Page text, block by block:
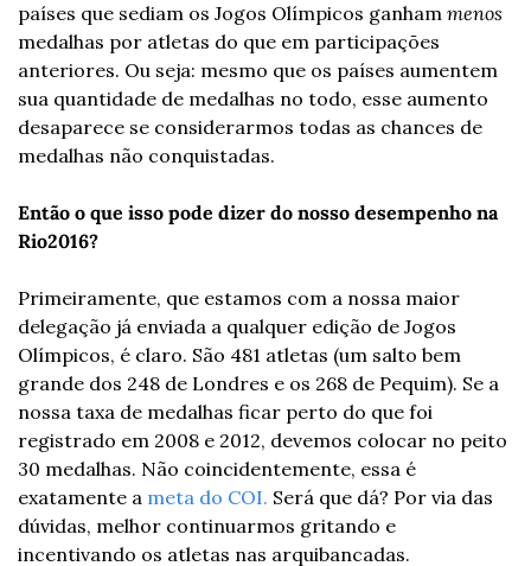
países que sediam os Jogos Olímpicos ganham menos
medalhas por atletas do que em participações
anteriores. Ou seja: mesmo que os países aumentem
sua quantidade de medalhas no todo, esse aumento
desaparece se considerarmos todas as chances de
medalhas não conquistadas.
Então o que isso pode dizer do nosso desempenho na
Rio2016?
Primeiramente, que estamos com a nossa maior
delegação já enviada a qualquer edição de Jogos
Olímpicos, é claro. São 481 atletas (um salto bem
grande dos 248 de Londres e os 268 de Pequim). Se a
nossa taxa de medalhas ficar perto do que foi
registrado em 2008 e 2012, devemos colocar no peito
30 medalhas. Não coincidentemente, essa é
exatamente a meta do COI. Será que dá? Por via das
dúvidas, melhor continuarmos gritando e
incentivando os atletas nas arquibancadas.